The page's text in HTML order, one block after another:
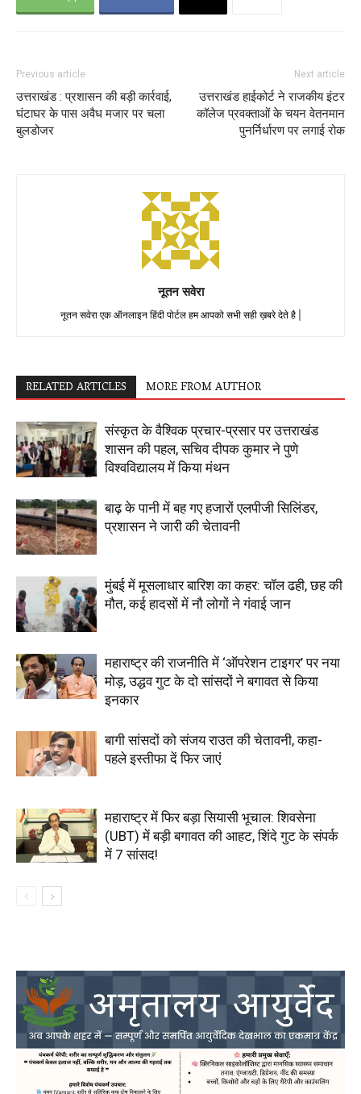
Previous article
उत्तराखंड : प्रशासन की बड़ी कार्रवाई,
घंटाघर के पास अवैध मजार पर चला
बुलडोजर
Next article
उत्तराखंड हाईकोर्ट ने राजकीय इंटर
कॉलेज प्रवक्ताओं के चयन वेतनमान
पुनर्निर्धारण पर लगाई रोक
नूतन सवेरा
नूतन सवेरा एक ऑनलाइन हिंदी पोर्टल हम आपको सभी सही ख़बरे देते है |
RELATED ARTICLES MORE FROM AUTHOR
संस्कृत के वैश्विक प्रचार-प्रसार पर उत्तराखंड
शासन की पहल, सचिव दीपक कुमार ने पुणे
विश्वविद्यालय में किया मंथन
बाढ़ के पानी में बह गए हजारों एलपीजी सिलिंडर,
प्रशासन ने जारी की चेतावनी
मुंबई में मूसलाधार बारिश का कहर: चॉल ढही, छह की
मौत, कई हादसों में नौ लोगों ने गंवाई जान
महाराष्ट्र की राजनीति में ‘ऑपरेशन टाइगर’ पर नया
मोड़, उद्धव गुट के दो सांसदों ने बगावत से किया
इनकार
बागी सांसदों को संजय राउत की चेतावनी, कहा-
पहले इस्तीफा दें फिर जाएं
महाराष्ट्र में फिर बड़ा सियासी भूचाल: शिवसेना
(UBT) में बड़ी बगावत की आहट, शिंदे गुट के संपर्क
में 7 सांसद!